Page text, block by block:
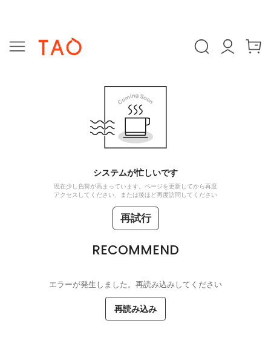
システムが忙しいです
現在少し負荷が高まっています。ページを更新してから再度
アクセスしてください、または後ほど再度訪問してください
再試行
RECOMMEND
エラーが発生しました。再読み込みしてください
再読み込み